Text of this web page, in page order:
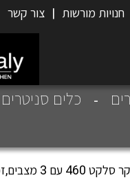
חנויות מורשות | צור קשר
כלים סניטרים
חלק פנימי 01800180"